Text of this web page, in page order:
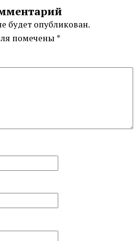
будет опубликован.
помечены *